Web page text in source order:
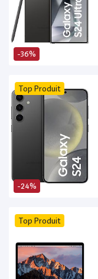
-36%
-24%
Top Produit
Top Produit